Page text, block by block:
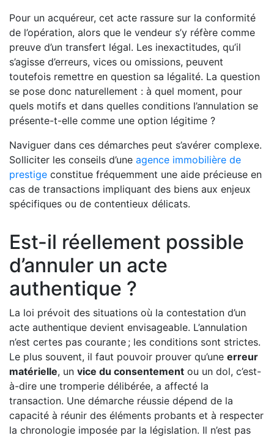
Pour un acquéreur, cet acte rassure sur la conformité
de l’opération, alors que le vendeur s’y réfère comme
preuve d’un transfert légal. Les inexactitudes, qu’il
s’agisse d’erreurs, vices ou omissions, peuvent
toutefois remettre en question sa légalité. La question
se pose donc naturellement : à quel moment, pour
quels motifs et dans quelles conditions l’annulation se
présente-t-elle comme une option légitime ?
Naviguer dans ces démarches peut s’avérer complexe.
Solliciter les conseils d’une agence immobilière de
prestige constitue fréquemment une aide précieuse en
cas de transactions impliquant des biens aux enjeux
spécifiques ou de contentieux délicats.
Est-il réellement possible
d’annuler un acte
authentique ?
La loi prévoit des situations où la contestation d’un
acte authentique devient envisageable. L’annulation
n’est certes pas courante ; les conditions sont strictes.
Le plus souvent, il faut pouvoir prouver qu’une erreur
matérielle, un vice du consentement ou un dol, c’est-
à-dire une tromperie délibérée, a affecté la
transaction. Une démarche réussie dépend de la
capacité à réunir des éléments probants et à respecter
la chronologie imposée par la législation. Il n’est pas